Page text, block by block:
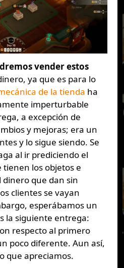
vender estos
ya que es para lo
de la tienda ha
imperturbable
a excepción de
y mejoras; era un
y lo sigue siendo. Se
al ir prediciendo el
los objetos e
que dan sin
clientes se vayan
esperábamos un
la siguiente entrega:
respecto al primero
poco diferente. Aun así,
que apreciamos.